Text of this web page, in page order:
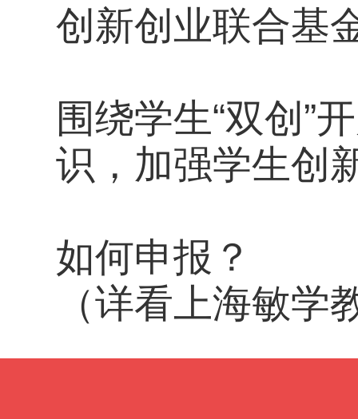
创新创业联合基
围绕学生“双创”
识，加强学生创
如何申报？
（详看上海敏学